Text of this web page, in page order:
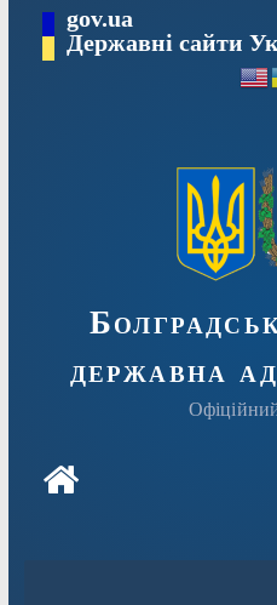
Перейтиgov.ua
Державні сайти
державна